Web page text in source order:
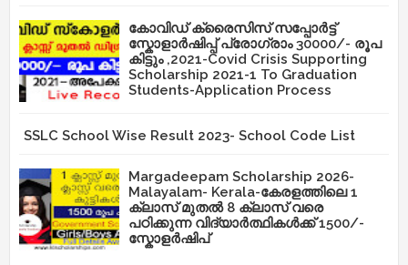
കോവിഡ് ക്രൈസിസ് സപ്പോർട്ട്
സ്കോളാർഷിപ്പ് പ്രോഗ്രാം 30000/- രൂപ
കിട്ടും ,2021-Covid Crisis Supporting
Scholarship 2021-1 To Graduation
Students-Application Process
SSLC School Wise Result 2023- School Code List
Margadeepam Scholarship 2026-
Malayalam- Kerala-കേരളത്തിലെ 1
ക്ലാസ് മുതൽ 8 ക്ലാസ് വരെ
പഠിക്കുന്ന വിദ്യാർത്ഥികൾക്ക് 1500/-
സ്കോളർഷിപ്